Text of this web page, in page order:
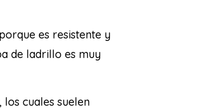
es resistente y
de ladrillo es muy
cuales suelen